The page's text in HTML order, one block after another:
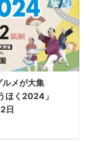
メが大集
ほく2024」
日